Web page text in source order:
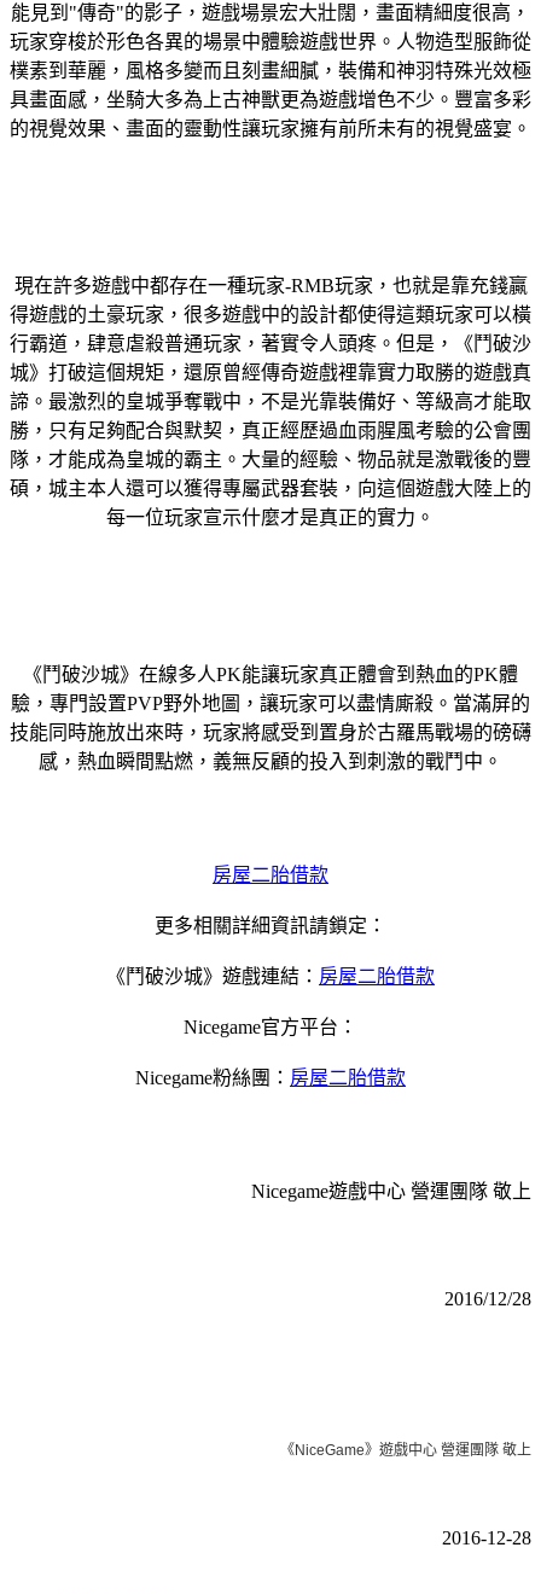
能見到"傳奇"的影子，遊戲場景宏大壯闊，畫面精細度很高，
玩家穿梭於形色各異的場景中體驗遊戲世界。人物造型服飾從
樸素到華麗，風格多變而且刻畫細膩，裝備和神羽特殊光效極
具畫面感，坐騎大多為上古神獸更為遊戲增色不少。豐富多彩
的視覺效果、畫面的靈動性讓玩家擁有前所未有的視覺盛宴。
現在許多遊戲中都存在一種玩家-RMB玩家，也就是靠充錢贏
得遊戲的土豪玩家，很多遊戲中的設計都使得這類玩家可以橫
行霸道，肆意虐殺普通玩家，著實令人頭疼。但是，《鬥破沙
城》打破這個規矩，還原曾經傳奇遊戲裡靠實力取勝的遊戲真
諦。最激烈的皇城爭奪戰中，不是光靠裝備好、等級高才能取
勝，只有足夠配合與默契，真正經歷過血雨腥風考驗的公會團
隊，才能成為皇城的霸主。大量的經驗、物品就是激戰後的豐
碩，城主本人還可以獲得專屬武器套裝，向這個遊戲大陸上的
每一位玩家宣示什麼才是真正的實力。
《鬥破沙城》在線多人PK能讓玩家真正體會到熱血的PK體
驗，專門設置PVP野外地圖，讓玩家可以盡情廝殺。當滿屏的
技能同時施放出來時，玩家將感受到置身於古羅馬戰場的磅礴
感，熱血瞬間點燃，義無反顧的投入到刺激的戰鬥中。
房屋二胎借款
更多相關詳細資訊請鎖定：
《鬥破沙城》遊戲連結： 房屋二胎借款
Nicegame官方平台：
Nicegame粉絲團： 房屋二胎借款
Nicegame遊戲中心 營運團隊 敬上
2016/12/28
《NiceGame》遊戲中心 營運團隊 敬上
2016-12-28